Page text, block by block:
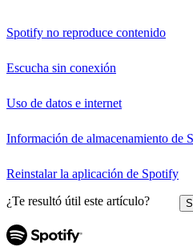
Spotify no reproduce contenido
Escucha sin conexión
Uso de datos e internet
Información de almacenamiento de
Reinstalar la aplicación de Spotify
¿Te resultó útil este artículo?